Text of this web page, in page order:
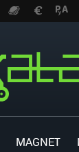
MAGNET